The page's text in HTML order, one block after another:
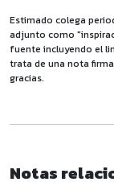
Estimado colega
adjunto como
fuente incluyendo el
trata de una nota
gracias.
Notas